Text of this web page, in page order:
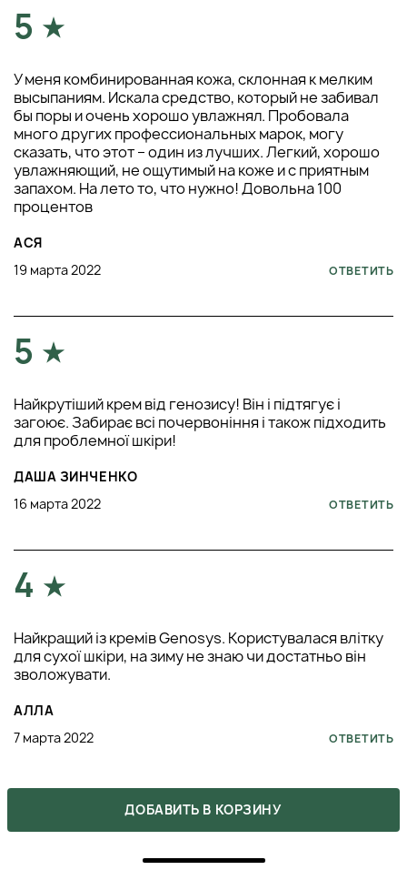
5
У меня комбинированная кожа, склонная к мелким
высыпаниям. Искала средство, который не забивал
бы поры и очень хорошо увлажнял. Пробовала
много других профессиональных марок, могу
сказать, что этот – один из лучших. Легкий, хорошо
увлажняющий, не ощутимый на коже и с приятным
запахом. На лето то, что нужно! Довольна 100
процентов
АСЯ
19 марта 2022
ОТВЕТИТЬ
5
Найкрутіший крем від генозису! Він і підтягує і
загоює. Забирає всі почервоніння і також підходить
для проблемної шкіри!
ДАША ЗИНЧЕНКО
16 марта 2022
ОТВЕТИТЬ
4
Найкращий із кремів Genosys. Користувалася влітку
для сухої шкіри, на зиму не знаю чи достатньо він
зволожувати.
АЛЛА
7 марта 2022
ОТВЕТИТЬ
ДОБАВИТЬ В КОРЗИНУ